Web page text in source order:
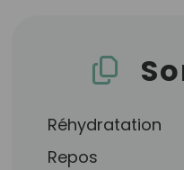
Réhydratation
Repos